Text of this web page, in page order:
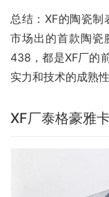
总结：XF的陶瓷制
市场出的首款陶瓷
438，都是XF厂的
实力和技术的成熟性
XF厂泰格豪雅